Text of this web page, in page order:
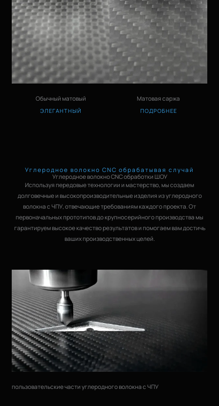
Обычный матовый
ЭЛЕГАНТНЫЙ
Матовая саржа
ПОДРОБНЕЕ
Углеродное волокно CNC обрабатывая случай
Углеродное волокно CNC обработки ШОУ
Используя передовые технологии и мастерство, мы создаем
долговечные и высокопроизводительные изделия из углеродного
волокна с ЧПУ, отвечающие требованиям каждого проекта. От
первоначальных прототипов до крупносерийного производства мы
гарантируем высокое качество результатов и помогаем вам достичь
ваших производственных целей.
пользовательские части углеродного волокна с ЧПУ